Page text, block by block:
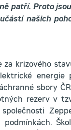
patří. Proto
našich
za krizového
sbory
rezerv v